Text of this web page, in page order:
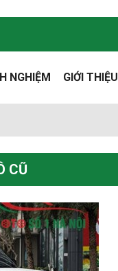
NGHIỆM GIỚI THIỆU
CŨ